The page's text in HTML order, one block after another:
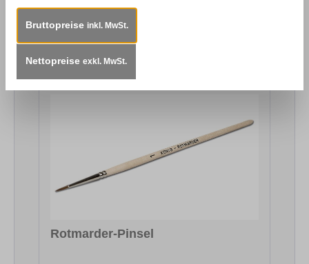
Eine preiswerte Alternative zum Rotmarder-Pinsel.
Lieferbar in 6 Stärken.
Produktgalerie überspringen
Das könnte Sie auch interessieren
Rotmarder-Pinsel
Bruttopreise inkl. MwSt.
Nettopreise exkl. MwSt.